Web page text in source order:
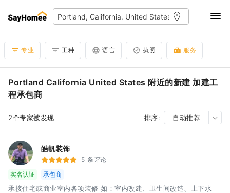
专业 工种 语言 执照 服务
Portland California United States 附近的新建 加建工
程承包商
2个专家被发现 排序: 自动推荐
皓帆装饰
5 条评论
实名认证
承包商
承接住宅或商业室内各项装修 如：室内改建、卫生间改造、上下水